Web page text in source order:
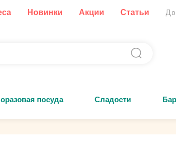
Новинки Акции Статьи
посуда Сладости